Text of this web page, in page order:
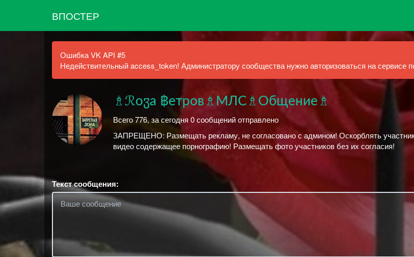
ВПОСТЕР
Ошибка VK API #5
Недействительный access_token! Администратору сообщества нужно авторизоваться на сервисе
♗ℛоჳа ฿етров♗МЛС♗Общение♗
Всего 776, за сегодня 0 сообщений отправлено
ЗАПРЕЩЕНО: Размещать рекламу, не согласовано с админом! Оскорблять
видео содержащее порнографию! Размещать фото участников без их согласия!
Текст сообщения: